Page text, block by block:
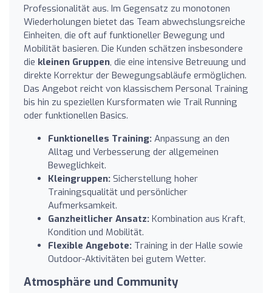
Professionalität aus. Im Gegensatz zu monotonen
Wiederholungen bietet das Team abwechslungsreiche
Einheiten, die oft auf funktioneller Bewegung und
Mobilität basieren. Die Kunden schätzen insbesondere
die kleinen Gruppen, die eine intensive Betreuung und
direkte Korrektur der Bewegungsabläufe ermöglichen.
Das Angebot reicht von klassischem Personal Training
bis hin zu speziellen Kursformaten wie Trail Running
oder funktionellen Basics.
Funktionelles Training: Anpassung an den
Alltag und Verbesserung der allgemeinen
Beweglichkeit.
Kleingruppen: Sicherstellung hoher
Trainingsqualität und persönlicher
Aufmerksamkeit.
Ganzheitlicher Ansatz: Kombination aus Kraft,
Kondition und Mobilität.
Flexible Angebote: Training in der Halle sowie
Outdoor-Aktivitäten bei gutem Wetter.
Atmosphäre und Community